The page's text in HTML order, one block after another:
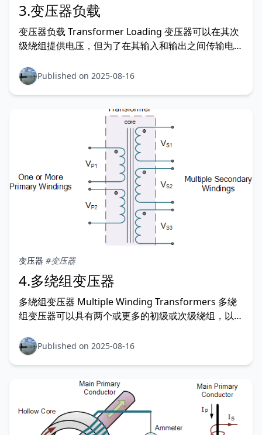
3.变压器负载
变压器负载 Transformer Loading 变压器可以在其次
级绕组提供电压，但为了在其输入和输出之间传输电
们假设变压器是理想的，即变压器的铁芯损耗和绕组的
铜损耗都不存在。然而，在现实世界中，变压器在加载
Published on 2025-08-16
变压器 #变压器
4.多绕组变压器
多绕组变压器 Multiple Winding Transformers 多绕
组变压器可以具有两个或更多的初级或次级绕组，以允
器可以具有两个或更多一次绕组primary winding或二
次绕组secondary windings，以允许不同电压和电
Published on 2025-08-16